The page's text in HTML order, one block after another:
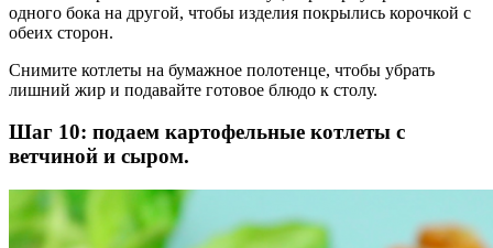
одного бока на другой, чтобы изделия покрылись корочкой с
обеих сторон.
Снимите котлеты на бумажное полотенце, чтобы убрать
лишний жир и подавайте готовое блюдо к столу.
Шаг 10: подаем картофельные котлеты с
ветчиной и сыром.